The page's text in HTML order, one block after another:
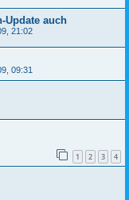
Update auch
21:02
09:31
1 2 3 4